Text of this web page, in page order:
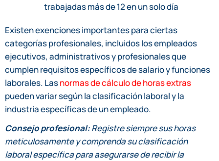
trabajadas más de 12 en un solo día
Existen exenciones importantes para ciertas
categorías profesionales, incluidos los empleados
ejecutivos, administrativos y profesionales que
cumplen requisitos específicos de salario y funciones
laborales. Lasnormas de cálculo de horas extras
pueden variar según la clasificación laboral y la
industria específicas de un empleado.
Consejo profesional:Registre siempre sus horas
meticulosamente y comprenda su clasificación
laboral específica para asegurarse de recibir la